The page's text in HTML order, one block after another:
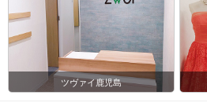
ツヴァイ鹿児島